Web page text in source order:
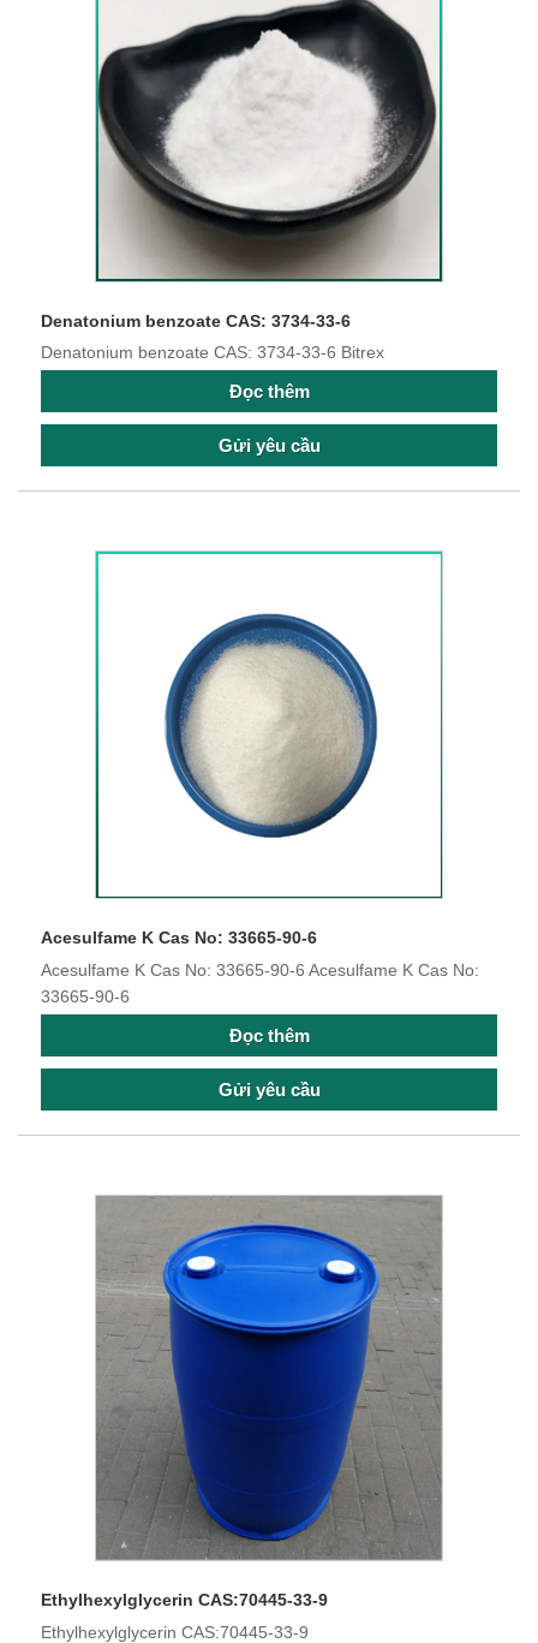
Denatonium benzoate CAS: 3734-33-6
Denatonium benzoate CAS: 3734-33-6 Bitrex
Đọc thêm
Gửi yêu cầu
Acesulfame K Cas No: 33665-90-6
Acesulfame K Cas No: 33665-90-6 Acesulfame K Cas No:
33665-90-6
Đọc thêm
Gửi yêu cầu
Ethylhexylglycerin CAS:70445-33-9
Ethylhexylglycerin CAS:70445-33-9